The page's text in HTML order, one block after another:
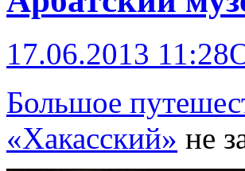
17.06.2013 11:28
Большое
«Хакасский» не